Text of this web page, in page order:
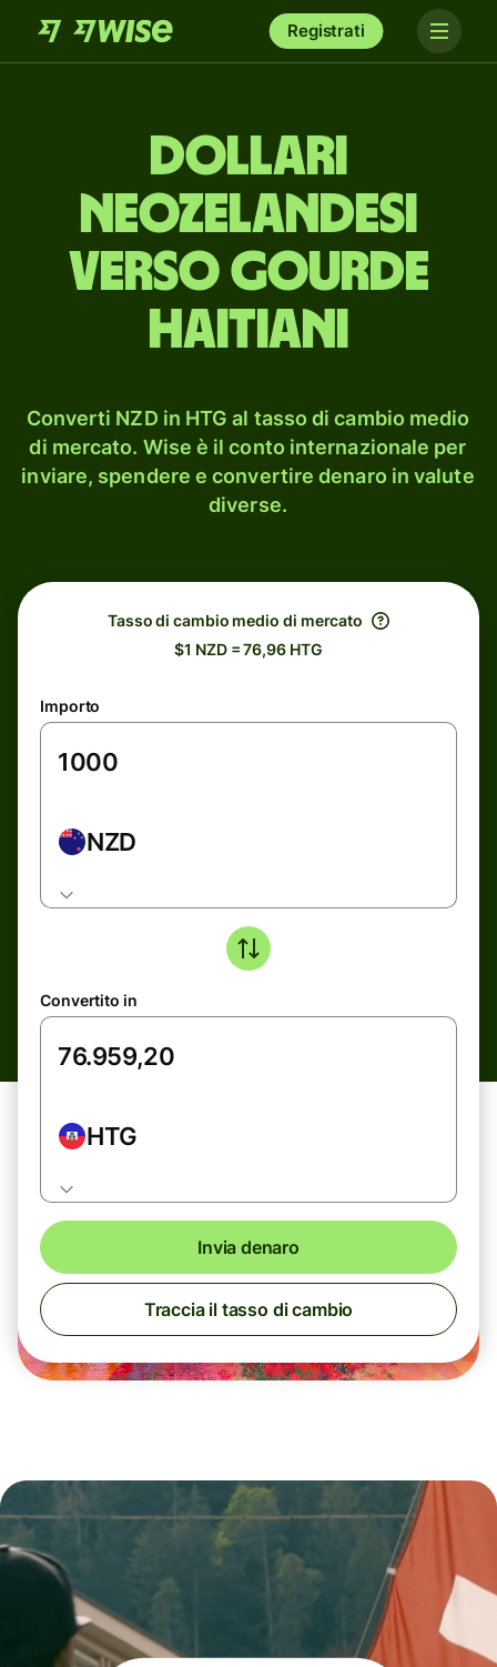
Registrati
dollari
neozelandesi
verso gourde
haitiani
Converti NZD in HTG al tasso di cambio medio
di mercato. Wise è il conto internazionale per
inviare, spendere e convertire denaro in valute
diverse.
Tasso di cambio medio di mercato
$1 NZD = 76,96 HTG
Importo
NZD
Convertito in
HTG
Invia denaro
Traccia il tasso di cambio